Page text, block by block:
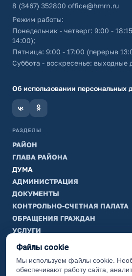
8 (3467) 352800 office@hmrn.ru
Режим работы:
Понедельник - четверг: 9:00 -
14:00);
Пятница: 9:00 - 17:00 (перерыв
Суббота - воскресенье: выходные
Об использовании персональных
РАЗДЕЛЫ
РАЙОН
ГЛАВА РАЙОНА
ДУМА
АДМИНИСТРАЦИЯ
ДОКУМЕНТЫ
КОНТРОЛЬНО-СЧЕТНАЯ ПАЛАТА
ОБРАЩЕНИЯ ГРАЖДАН
УСЛУГИ
ТИК
ИНФОРМАЦИЯ
Файлы cookie
Мы используем файлы cookie.
обеспечивают работу сайта,